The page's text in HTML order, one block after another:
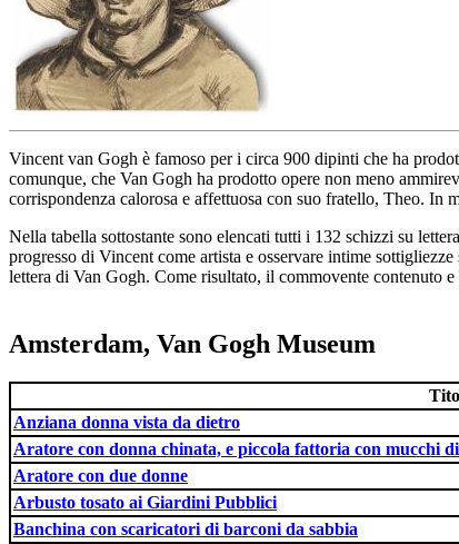
Vincent van Gogh è famoso per i circa 900 dipinti che ha
comunque, che Van Gogh ha prodotto opere non meno
corrispondenza calorosa e affettuosa con suo fratello, Theo. In
Nella tabella sottostante sono elencati tutti i 132 schizzi su
progresso di Vincent come artista e osservare intime
lettera di Van Gogh. Come risultato, il commovente contenuto
Amsterdam, Van Gogh Museum
Anziana donna vista da dietro
Aratore con donna chinata, e piccola fattoria con mucchi
Aratore con due donne
Arbusto tosato ai Giardini Pubblici
Banchina con scaricatori di barconi da sabbia